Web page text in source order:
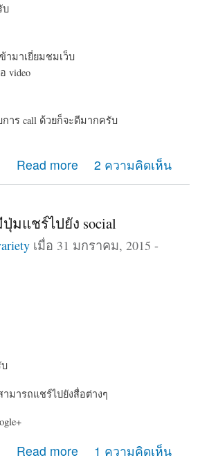
บ
มาเยี่ยมชมเว็บ
video
าร call ด้วยก็จะดีมากครับ
Read more 2 ความคิดเห็น
มแชร์ไปยัง social
เมื่อ 31 มกราคม, 2015 -
มารถแชร์ไปยังสื่อต่างๆ
Read more
มีปุ่มแชร์ไปยัง social1 ความคิดเห็น